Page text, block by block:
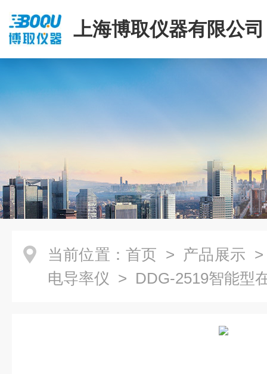
上海博取仪器有限公司
当前位置： 首页 > 产品展示
电导率仪 > DDG-2519智能型